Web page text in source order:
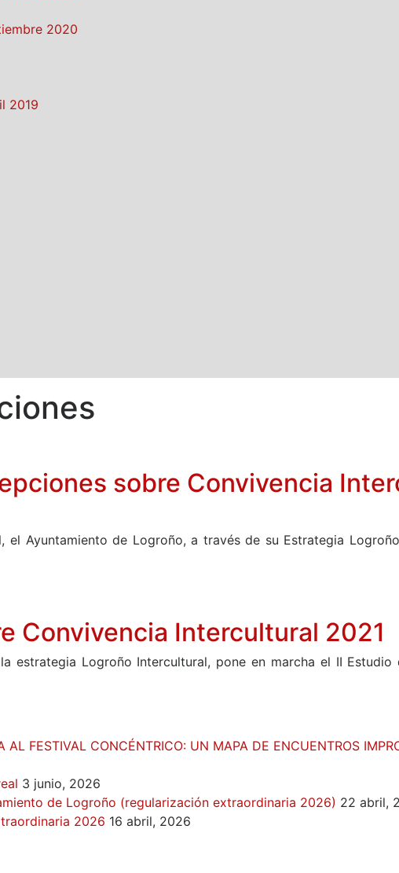
2020
2019
sobre Convivencia
Ayuntamiento de Logroño, a través de su Estrategia
Convivencia Intercultural 2021
estrategia Logroño Intercultural, pone en marcha el II Estudio
FESTIVAL CONCÉNTRICO: UN MAPA DE ENCUENTROS
3 junio, 2026
de Logroño (regularización extraordinaria 2026) 22 abril,
2026 16 abril, 2026